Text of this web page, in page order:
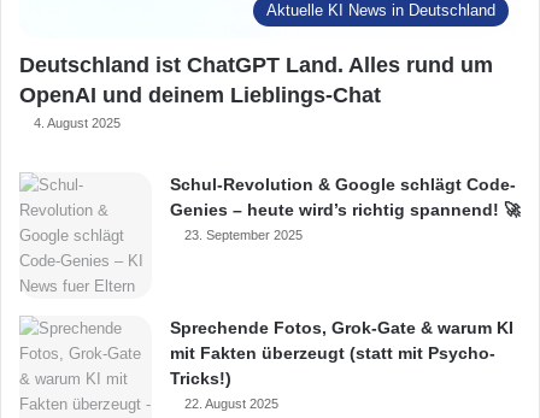
Aktuelle KI News in Deutschland
Deutschland ist ChatGPT Land. Alles rund um
OpenAI und deinem Lieblings-Chat
4. August 2025
Schul-Revolution & Google schlägt Code-
Genies – heute wird’s richtig spannend! 🚀
23. September 2025
Sprechende Fotos, Grok-Gate & warum KI
mit Fakten überzeugt (statt mit Psycho-
Tricks!)
22. August 2025